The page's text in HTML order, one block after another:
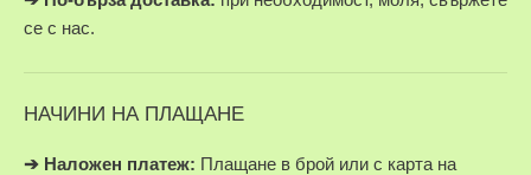
се с нас.
НАЧИНИ НА ПЛАЩАНЕ
➔ Наложен платеж: Плащане в брой или с карта на